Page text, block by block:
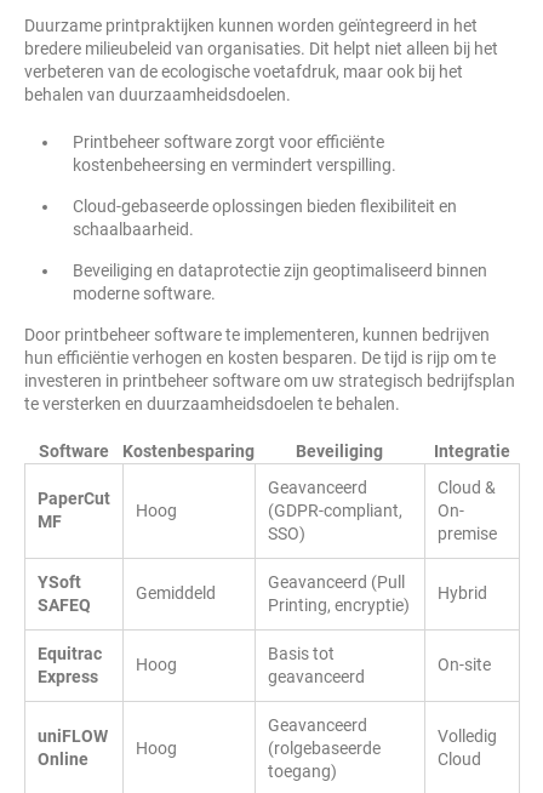
Duurzame printpraktijken kunnen worden geïntegreerd in het
bredere milieubeleid van organisaties. Dit helpt niet alleen bij het
verbeteren van de ecologische voetafdruk, maar ook bij het
behalen van duurzaamheidsdoelen.
Printbeheer software zorgt voor efficiënte
kostenbeheersing en vermindert verspilling.
Cloud-gebaseerde oplossingen bieden flexibiliteit en
schaalbaarheid.
Beveiliging en dataprotectie zijn geoptimaliseerd binnen
moderne software.
Door printbeheer software te implementeren, kunnen bedrijven
hun efficiëntie verhogen en kosten besparen. De tijd is rijp om te
investeren in printbeheer software om uw strategisch bedrijfsplan
te versterken en duurzaamheidsdoelen te behalen.
Software Kostenbesparing Beveiliging Integratie
PaperCut
MF
Hoog
Geavanceerd
(GDPR-compliant,
SSO)
Cloud &
On-
premise
YSoft
SAFEQ
Gemiddeld
Geavanceerd (Pull
Printing, encryptie)
Hybrid
Equitrac
Express
Hoog
Basis tot
geavanceerd
On-site
uniFLOW
Online
Hoog
Geavanceerd
(rolgebaseerde
toegang)
Volledig
Cloud